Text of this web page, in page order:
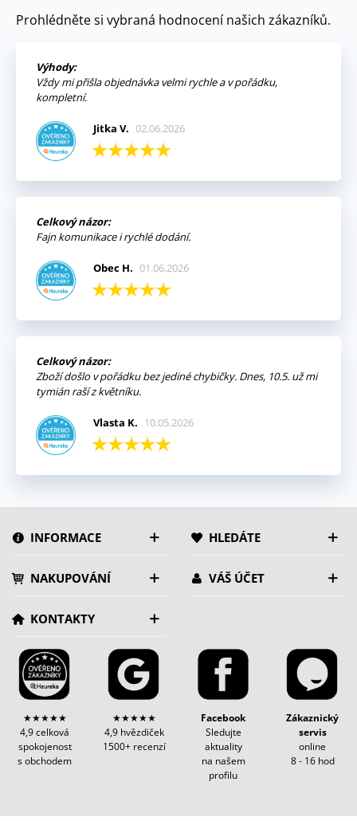
Prohlédněte si vybraná hodnocení našich zákazníků.
Výhody:
Vždy mi přišla objednávka velmi rychle a v pořádku,
kompletní.
Jitka V. 02.06.2026
Celkový názor:
Fajn komunikace i rychlé dodání.
Obec H. 01.06.2026
Celkový názor:
Zboží došlo v pořádku bez jediné chybičky. Dnes, 10.5. už mi
tymián raší z květníku.
Vlasta K. 10.05.2026
INFORMACE HLEDÁTE
NAKUPOVÁNÍ VÁŠ ÚČET
KONTAKTY
★★★★★
4,9 celková
spokojenost
s obchodem
★★★★★
4,9 hvězdiček
1500+ recenzí
Facebook
Sledujte
aktuality
na našem
profilu
Zákaznický
servis
online
8 - 16 hod